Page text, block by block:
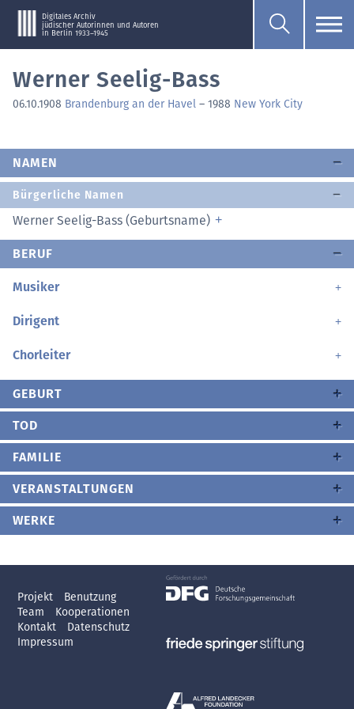
Digitales Archiv
jüdischer Autorinnen und Autoren
in Berlin 1933–1945
Werner Seelig-Bass
06.10.1908 Brandenburg an der Havel – 1988 New York City
NAMEN
Bürgerliche Namen
Werner Seelig-Bass (Geburtsname)
BERUF
Musiker
Dirigent
Chorleiter
GEBURT
TOD
FAMILIE
VERANSTALTUNGEN
WERKE
Projekt
Benutzung
Team
Kooperationen
Kontakt
Datenschutz
Impressum